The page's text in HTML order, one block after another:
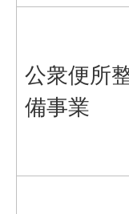
公衆便所
備事業